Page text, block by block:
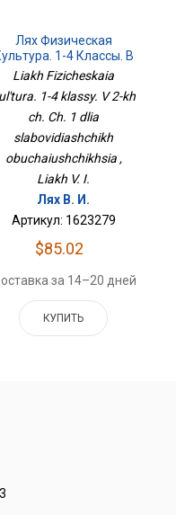
Лях Физическая
1-4 Классы. В
2-Х Ч. Ч. 1 Для
Обучающихся
Liakh Fizicheskaia
1-4 klassy. V 2-kh
ch. Ch. 1 dlia
slabovidiashchikh
obuchaiushchikhsia ,
Liakh V. I.
Лях В. И.
Артикул: 1623279
$85.02
за 14–20 дней
КУПИТЬ